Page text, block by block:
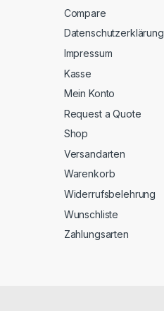
Compare
Datenschutzerklärung
Impressum
Kasse
Mein Konto
Request a Quote
Shop
Versandarten
Warenkorb
Widerrufsbelehrung
Wunschliste
Zahlungsarten